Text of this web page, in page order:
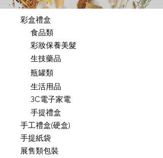
手工禮盒(硬盒)
彩盒禮盒
手提禮盒
3C電子家電
生活用品
瓶罐類
生技藥品
彩妝保養美髮
食品類
手提紙袋
展售類包裝